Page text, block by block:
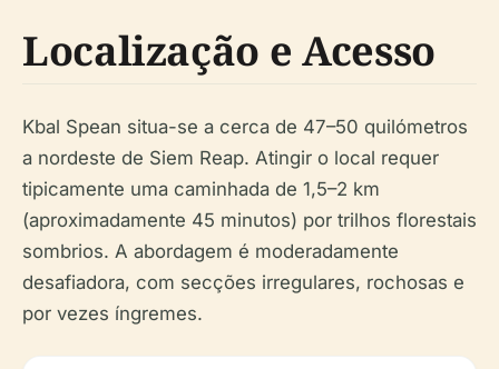
Localização e Acesso
Kbal Spean situa-se a cerca de 47–50 quilómetros
a nordeste de Siem Reap. Atingir o local requer
tipicamente uma caminhada de 1,5–2 km
(aproximadamente 45 minutos) por trilhos florestais
sombrios. A abordagem é moderadamente
desafiadora, com secções irregulares, rochosas e
por vezes íngremes.